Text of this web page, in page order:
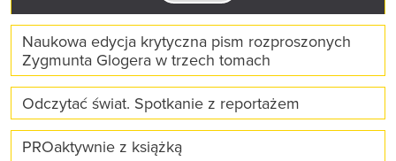
Naukowa edycja krytyczna pism rozproszonych
Zygmunta Glogera w trzech tomach
Odczytać świat. Spotkanie z reportażem
PROaktywnie z książką